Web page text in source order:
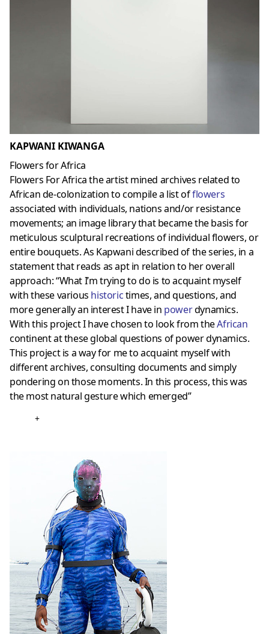
KAPWANI KIWANGA
Flowers for Africa
Flowers For Africa the artist mined archives related to
African de-colonization to compile a list offlowers
associated with individuals, nations and/or resistance
movements; an image library that became the basis for
meticulous sculptural recreations of individual flowers, or
entire bouquets. As Kapwani described of the series, in a
statement that reads as apt in relation to her overall
approach: “What I’m trying to do is to acquaint myself
with these various historictimes, and questions, and
more generally an interest I have in powerdynamics.
With this project I have chosen to look from theAfrican
continent at these global questions of power dynamics.
This project is a way for me to acquaint myself with
different archives, consulting documents and simply
pondering on those moments. In this process, this was
the most natural gesture which emerged”
+